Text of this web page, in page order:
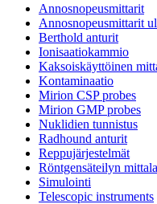
Annosnopeusmittarit
Annosnopeusmittarit
Berthold anturit
Ionisaatiokammio
Kaksoiskäyttöinen
Kontaminaatio
Mirion CSP probes
Mirion GMP probes
Nuklidien tunnistus
Radhound anturit
Reppujärjestelmät
Röntgensäteilyn
Simulointi
Telescopic instruments